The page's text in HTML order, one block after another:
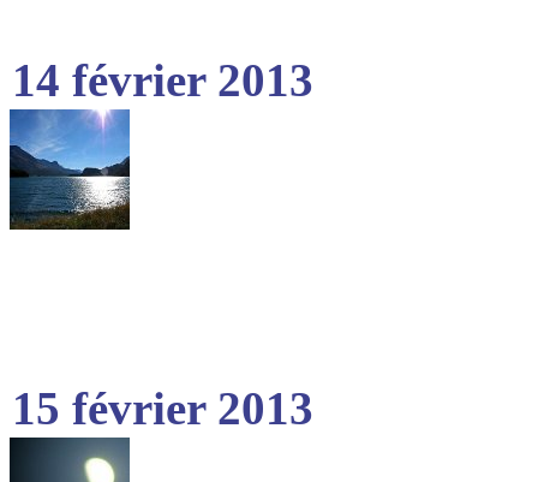
14 février 2013
15 février 2013